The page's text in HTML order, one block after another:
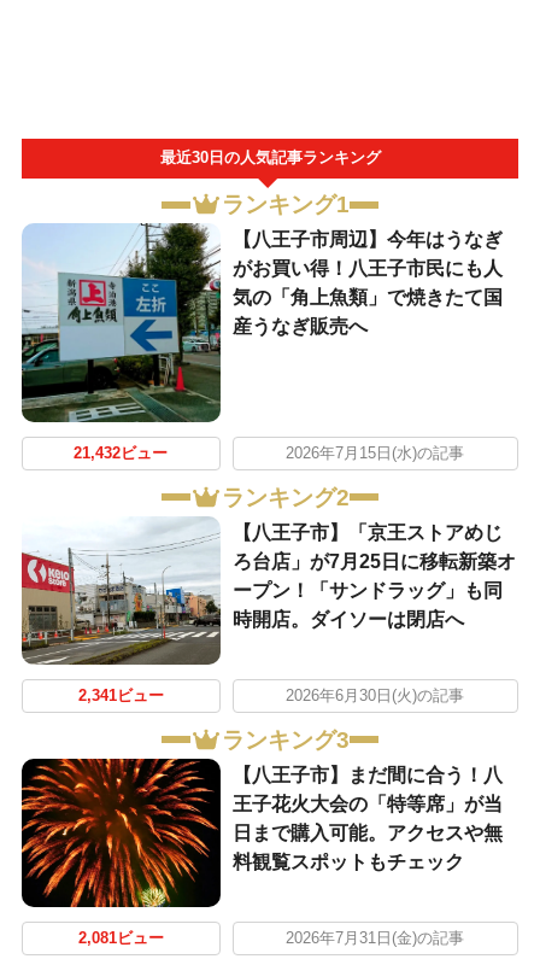
最近30日の人気記事ランキング
ランキング1
【八王子市周辺】今年はうなぎ
がお買い得！八王子市民にも人
気の「角上魚類」で焼きたて国
産うなぎ販売へ
21,432ビュー 2026年7月15日(水)の記事
ランキング2
【八王子市】「京王ストアめじ
ろ台店」が7月25日に移転新築オ
ープン！「サンドラッグ」も同
時開店。ダイソーは閉店へ
2,341ビュー 2026年6月30日(火)の記事
ランキング3
【八王子市】まだ間に合う！八
王子花火大会の「特等席」が当
日まで購入可能。アクセスや無
料観覧スポットもチェック
2,081ビュー 2026年7月31日(金)の記事